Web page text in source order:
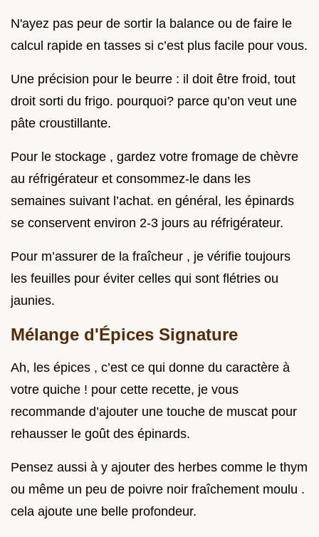
N'ayez pas peur de sortir la balance ou de faire le
calcul rapide en tasses si c’est plus facile pour vous.
Une précision pour le beurre : il doit être froid, tout
droit sorti du frigo. pourquoi? parce qu’on veut une
pâte croustillante.
Pour le stockage , gardez votre fromage de chèvre
au réfrigérateur et consommez-le dans les
semaines suivant l’achat. en général, les épinards
se conservent environ 2-3 jours au réfrigérateur.
Pour m’assurer de la fraîcheur , je vérifie toujours
les feuilles pour éviter celles qui sont flétries ou
jaunies.
Mélange d'Épices Signature
Ah, les épices , c’est ce qui donne du caractère à
votre quiche ! pour cette recette, je vous
recommande d’ajouter une touche de muscat pour
rehausser le goût des épinards.
Pensez aussi à y ajouter des herbes comme le thym
ou même un peu de poivre noir fraîchement moulu .
cela ajoute une belle profondeur.